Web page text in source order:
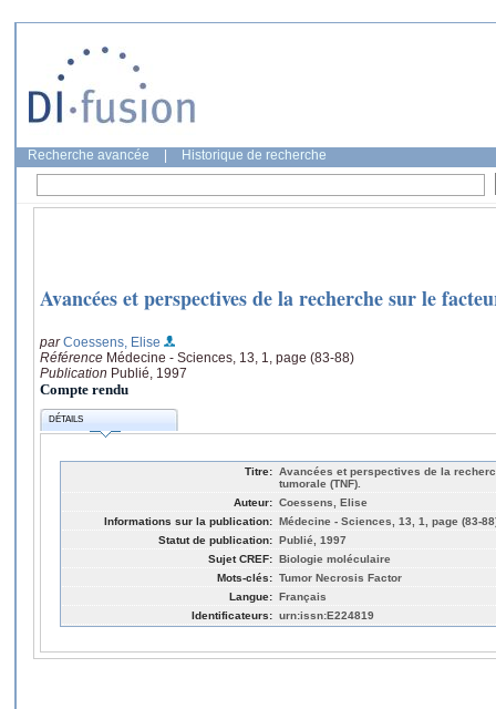
Recherche avancée Historique de recherche
Avancées et perspectives de la recherche sur le
parCoessens, Elise
Référence Médecine - Sciences, 13, 1, page (83-88)
Publication Publié, 1997
Compte rendu
DÉTAILS
Titre: Avancées et perspectives de la
tumorale (TNF).
Auteur: Coessens, Elise
Informations sur la publication: Médecine - Sciences, 13, 1, page (83-
Statut de publication: Publié, 1997
Sujet CREF: Biologie moléculaire
Mots-clés: Tumor Necrosis Factor
Langue: Français
Identificateurs: urn:issn:E224819